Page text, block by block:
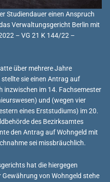
Studiendauer einen Anspruch
Verwaltungsgericht Berlin mit
– VG 21 K 144/22 –
über mehrere Jahre
sie einen Antrag auf
inzwischen im 14. Fachsemester
und (wegen vier
eines Erststudiums) im 20.
des Bezirksamtes
den Antrag auf Wohngeld mit
sei missbräuchlich.
hat die hiergegen
von Wohngeld stehe